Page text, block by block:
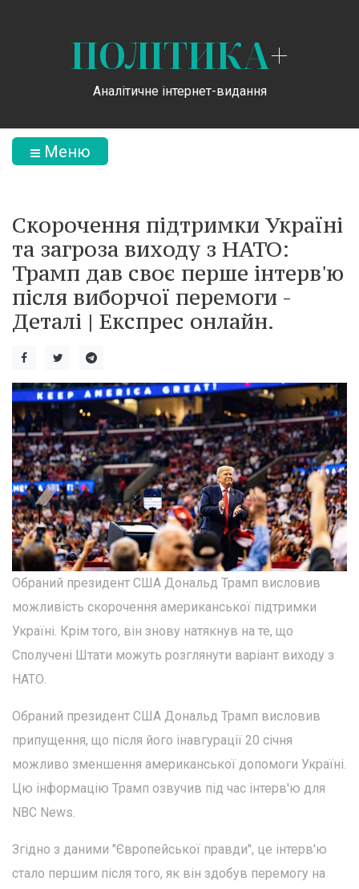
ПОЛІТИКА+
Аналітичне інтернет-видання
Меню
Скорочення підтримки Україні
та загроза виходу з НАТО:
Трамп дав своє перше інтерв'ю
після виборчої перемоги -
Деталі | Експрес онлайн.
Обраний президент США Дональд Трамп висловив
можливість скорочення американської підтримки
Україні. Крім того, він знову натякнув на те, що
Сполучені Штати можуть розглянути варіант виходу з
НАТО.
Обраний президент США Дональд Трамп висловив
припущення, що після його інавгурації 20 січня
можливо зменшення американської допомоги Україні.
Цю інформацію Трамп озвучив під час інтерв'ю для
NBC News.
Згідно з даними "Європейської правди", це інтерв'ю
стало першим після того, як він здобув перемогу на